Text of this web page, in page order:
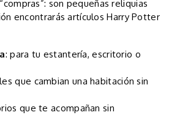
son pequeñas reliquias
encontrarás artículos Harry Potter
: para tu estantería, escritorio o
que cambian una habitación sin
que te acompañan sin